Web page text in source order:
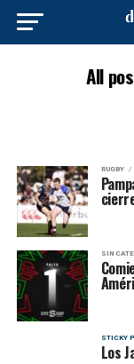
All
RUGBY
SIN
STICKY
Los